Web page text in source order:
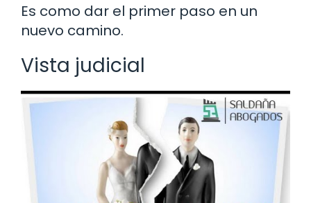
Es como dar el primer paso en un
nuevo camino.
Vista judicial